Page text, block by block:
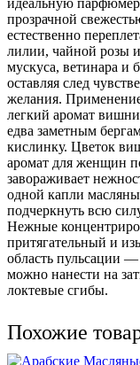
прозрачной
естественно
лилии, чайной розы
мускуса, ветинара и
оставляя след
желания.
легкий аромат
едва заметным
кислинку. Цветок
аромат для женщин
завораживает
одной капли
подчеркнуть всю
Нежные
притягательный и
область пульсации
можно нанести на
локтевые сгибы.
Похожие